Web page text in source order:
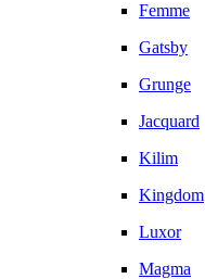
Femme
Gatsby
Grunge
Jacquard
Kilim
Kingdom
Luxor
Magma